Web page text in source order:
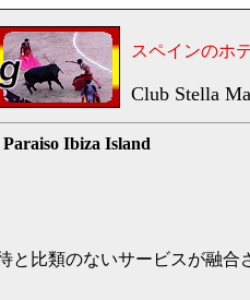
スペインのホ
Club Stella
Ibiza Island
と比類のないサービスが融合